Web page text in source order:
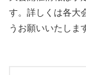
す。詳しくは各大
うお願いいたしま